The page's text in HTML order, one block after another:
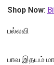
Shop Now:
பல்லவி
பாவ இதயம்